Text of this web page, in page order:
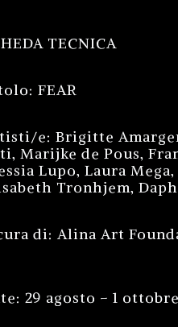
TECNICA
FEAR
e: Brigitte
Marijke de Pous,
Lupo, Laura
Tronhjem,
di: Alina Art
29 agosto – 1